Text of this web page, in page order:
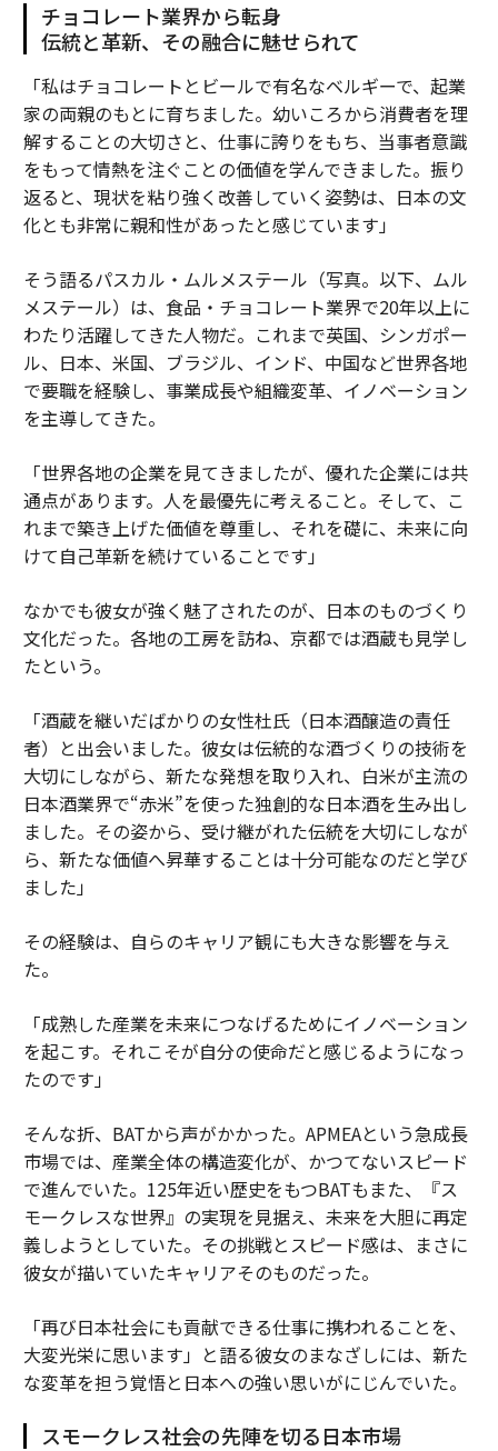
チョコレート業界から転身
伝統と革新、その融合に魅せられて
「私はチョコレートとビールで有名なベルギーで、起業
家の両親のもとに育ちました。幼いころから消費者を理
解することの大切さと、仕事に誇りをもち、当事者意識
をもって情熱を注ぐことの価値を学んできました。振り
返ると、現状を粘り強く改善していく姿勢は、日本の文
化とも非常に親和性があったと感じています」
そう語るパスカル・ムルメステール（写真。以下、ムル
メステール）は、食品・チョコレート業界で20年以上に
わたり活躍してきた人物だ。これまで英国、シンガポー
ル、日本、米国、ブラジル、インド、中国など世界各地
で要職を経験し、事業成長や組織変革、イノベーション
を主導してきた。
「世界各地の企業を見てきましたが、優れた企業には共
通点があります。人を最優先に考えること。そして、こ
れまで築き上げた価値を尊重し、それを礎に、未来に向
けて自己革新を続けていることです」
なかでも彼女が強く魅了されたのが、日本のものづくり
文化だった。各地の工房を訪ね、京都では酒蔵も見学し
たという。
「酒蔵を継いだばかりの女性杜氏（日本酒醸造の責任
者）と出会いました。彼女は伝統的な酒づくりの技術を
大切にしながら、新たな発想を取り入れ、白米が主流の
日本酒業界で“赤米”を使った独創的な日本酒を生み出し
ました。その姿から、受け継がれた伝統を大切にしなが
ら、新たな価値へ昇華することは十分可能なのだと学び
ました」
その経験は、自らのキャリア観にも大きな影響を与え
た。
「成熟した産業を未来につなげるためにイノベーション
を起こす。それこそが自分の使命だと感じるようになっ
たのです」
そんな折、BATから声がかかった。APMEAという急成長
市場では、産業全体の構造変化が、かつてないスピード
で進んでいた。125年近い歴史をもつBATもまた、『ス
モークレスな世界』の実現を見据え、未来を大胆に再定
義しようとしていた。その挑戦とスピード感は、まさに
彼女が描いていたキャリアそのものだった。
「再び日本社会にも貢献できる仕事に携われることを、
大変光栄に思います」と語る彼女のまなざしには、新た
な変革を担う覚悟と日本への強い思いがにじんでいた。
スモークレス社会の先陣を切る日本市場